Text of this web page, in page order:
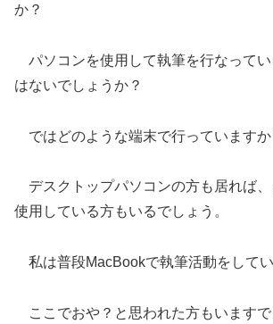
か？
パソコンを使用して執筆を行なって
はないでしょうか？
ではどのような端末で行っていますか
デスクトップパソコンの方も居れば
使用している方もいるでしょう。
私は普段MacBookで執筆活動をしてい
ここでおや？と思われた方もいますで